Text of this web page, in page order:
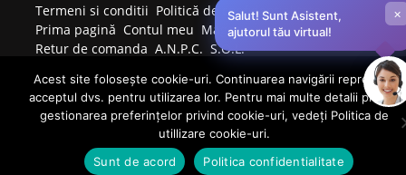
Termeni si conditii Politică de confidențialitate
Prima pagină Contul meu Magazin
Retur de comanda A.N.P.C. S.O.L.
PROGRAM DE LUCRU TELEFONIC: LUNI-VINERI: 09:00-
17:00 0759759124 bulbiflori.ro@gmail.com
Salut! Sunt Asistent,
ajutorul tău virtual!
×
0
Acest site folosește cookie-uri. Continuarea navigării reprezintă
acceptul dvs. pentru utilizarea lor. Pentru mai multe detalii privind
gestionarea preferințelor privind cookie-uri, vedeți Politica de
utillizare cookie-uri.
Sunt de acord
Politica confidentialitate